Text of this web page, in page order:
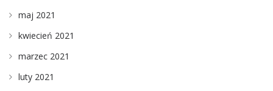
maj 2021
kwiecień 2021
marzec 2021
luty 2021